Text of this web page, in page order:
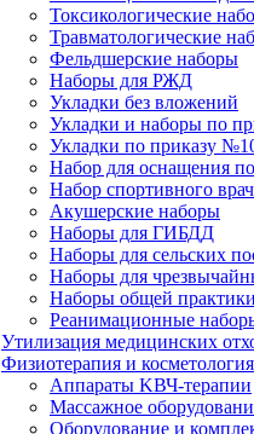
Токсикологические
Травматологические
Фельдшерские наборы
Наборы для РЖД
Укладки без вложений
Укладки и наборы по
Укладки по приказу
Набор для оснащения
Набор спортивного
Акушерские наборы
Наборы для ГИБДД
Наборы для сельских
Наборы для
Наборы общей практики
Реанимационные
Утилизация медицинских
Физиотерапия и косметология
Аппараты KВЧ-терапии
Массажное
Оборудование и